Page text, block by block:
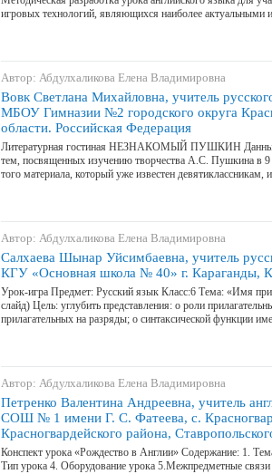
игровых технологий, являющихся наиболее
Автор: Абдулхаликова Елена Владимировна
Вовк Светлана Михайловна, учитель
МБОУ Гимназии №2 городского округа
области. Российская Федерация
Литературная гостиная НЕЗНАКОМЫЙ ПУШКИН Данный
тем, посвященных изучению творчества А.С. Пушкина в 9
того материала, который уже известен девятиклассникам,
Автор: Абдулхаликова Елена Владимировна
Салхаева Шынар Уйсимбаевна, учитель
КГУ «Основная школа № 40» г. Караганды,
Урок-игра Предмет: Русский язык Класс:6 Тема: «Имя
слайд) Цель: углубить представления: о роли
прилагательных на разряды; о синтаксической функции
Автор: Абдулхаликова Елена Владимировна
Петренко Валентина Андреевна, учитель
СОШ № 1 имени Г. С. Фатеева, с.
Красногвардейского района,
Конспект урока «Рождество в Англии» Содержание: 1.
Тип урока 4. Оборудование урока 5.Межпредметные связи